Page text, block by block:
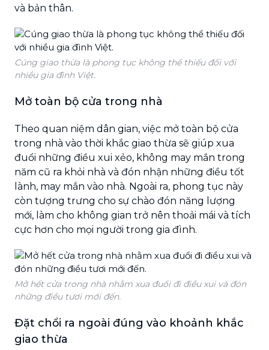
và bản thân.
Cúng giao thừa là phong tục không thể thiếu đối với
nhiều gia đình Việt.
Mở toàn bộ cửa trong nhà
Theo quan niệm dân gian, việc mở toàn bộ cửa
trong nhà vào thời khắc giao thừa sẽ giúp xua
đuổi những điều xui xẻo, không may mắn trong
năm cũ ra khỏi nhà và đón nhận những điều tốt
lành, may mắn vào nhà. Ngoài ra, phong tục này
còn tượng trưng cho sự chào đón năng lượng
mới, làm cho không gian trở nên thoải mái và tích
cực hơn cho mọi người trong gia đình.
Mở hết cửa trong nhà nhằm xua đuổi đi điều xui và đón
những điều tươi mới đến.
Đặt chổi ra ngoài đúng vào khoảnh khắc
giao thừa